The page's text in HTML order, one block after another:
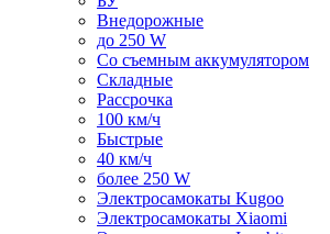
Внедорожные
до 250 W
Со съемным аккумулятором
Складные
Рассрочка
100 км/ч
Быстрые
40 км/ч
более 250 W
Электросамокаты Kugoo
Электросамокаты Xiaomi